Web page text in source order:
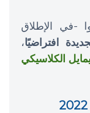
-في الإطلاق
افتراضيًا،
الكلاسيكي